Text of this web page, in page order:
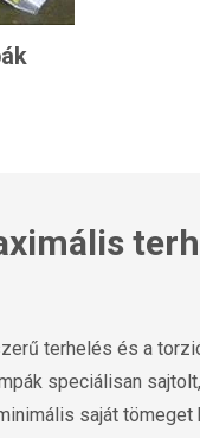
terhelés és a
speciálisan
saját